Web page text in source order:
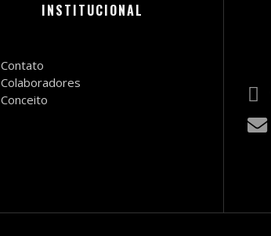
INSTITUCIONAL
Contato
Colaboradores
Conceito